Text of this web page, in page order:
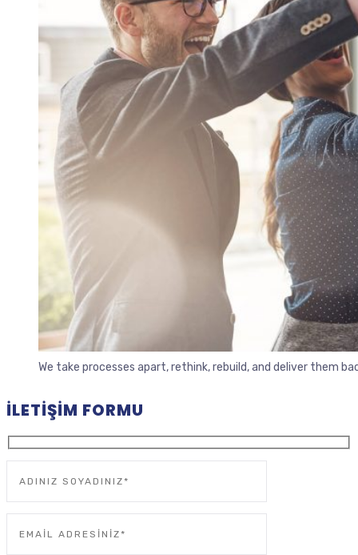
We take processes apart, rethink, rebuild, and deliver them
İLETIŞIM FORMU